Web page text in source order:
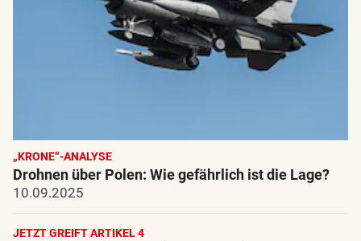
„KRONE“-ANALYSE
Drohnen über Polen: Wie gefährlich ist die Lage?
10.09.2025
JETZT GREIFT ARTIKEL 4